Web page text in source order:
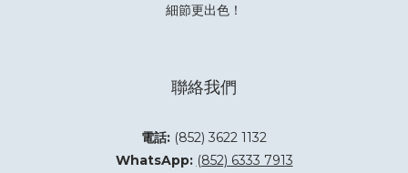
細節更出色！
聯絡我們
電話: (852) 3622 1132
WhatsApp: (852) 6333 7913